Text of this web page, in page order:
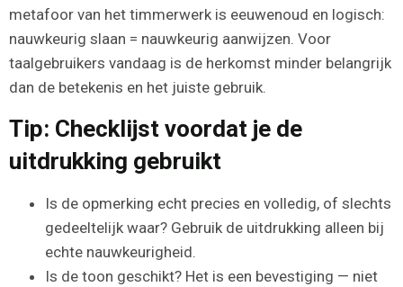
metafoor van het timmerwerk is eeuwenoud en logisch:
nauwkeurig slaan = nauwkeurig aanwijzen. Voor
taalgebruikers vandaag is de herkomst minder belangrijk
dan de betekenis en het juiste gebruik.
Tip: Checklijst voordat je de
uitdrukking gebruikt
Is de opmerking echt precies en volledig, of slechts
gedeeltelijk waar? Gebruik de uitdrukking alleen bij
echte nauwkeurigheid.
Is de toon geschikt? Het is een bevestiging — niet